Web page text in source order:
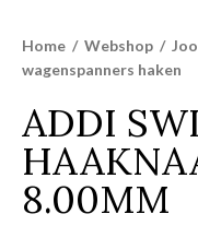
Home / Webshop /
wagenspanners haken
ADDI
8.00MM